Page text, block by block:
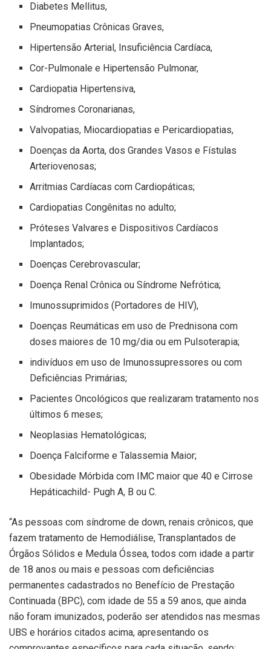
Diabetes Mellitus,
Pneumopatias Crônicas Graves,
Hipertensão Arterial, Insuficiência Cardíaca,
Cor-Pulmonale e Hipertensão Pulmonar,
Cardiopatia Hipertensiva,
Síndromes Coronarianas,
Valvopatias, Miocardiopatias e Pericardiopatias,
Doenças da Aorta, dos Grandes Vasos e Fístulas
Arteriovenosas;
Arritmias Cardíacas com Cardiopáticas;
Cardiopatias Congênitas no adulto;
Próteses Valvares e Dispositivos Cardíacos
Implantados;
Doenças Cerebrovascular;
Doença Renal Crônica ou Síndrome Nefrótica;
Imunossuprimidos (Portadores de HIV),
Doenças Reumáticas em uso de Prednisona com
doses maiores de 10 mg/dia ou em Pulsoterapia;
indivíduos em uso de Imunossupressores ou com
Deficiências Primárias;
Pacientes Oncológicos que realizaram tratamento nos
últimos 6 meses;
Neoplasias Hematológicas;
Doença Falciforme e Talassemia Maior;
Obesidade Mórbida com IMC maior que 40 e Cirrose
Hepáticachild- Pugh A, B ou C.
“As pessoas com síndrome de down, renais crônicos, que
fazem tratamento de Hemodiálise, Transplantados de
Órgãos Sólidos e Medula Óssea, todos com idade a partir
de 18 anos ou mais e pessoas com deficiências
permanentes cadastrados no Benefício de Prestação
Continuada (BPC), com idade de 55 a 59 anos, que ainda
não foram imunizados, poderão ser atendidos nas mesmas
UBS e horários citados acima, apresentando os